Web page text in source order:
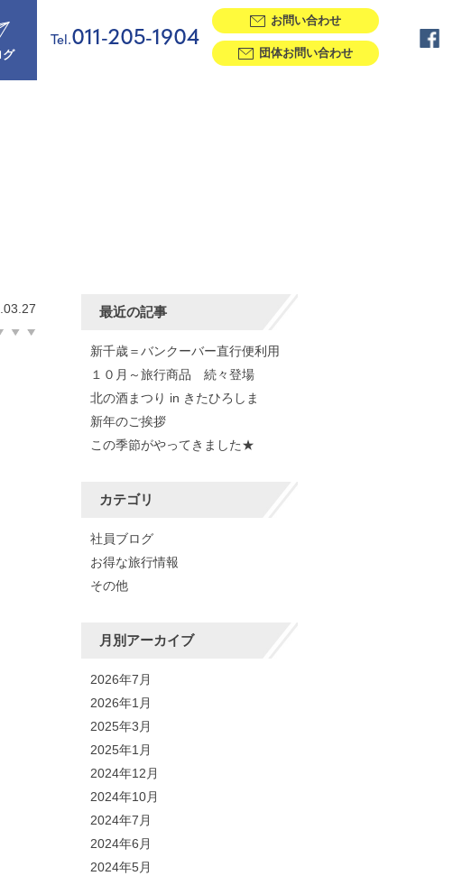
グ
お問い合わせ
団体お問い合わせ
Tel.011-205-1904
最近の記事
新千歳＝バンクーバー直行便利用
１０月～旅行商品 続々登場
北の酒まつり in きたひろしま
新年のご挨拶
この季節がやってきました★
カテゴリ
社員ブログ
お得な旅行情報
その他
月別アーカイブ
2026年7月
2026年1月
2025年3月
2025年1月
2024年12月
2024年10月
2024年7月
2024年6月
2024年5月